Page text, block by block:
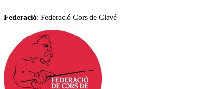
Federació: Federació Cors de Clavé